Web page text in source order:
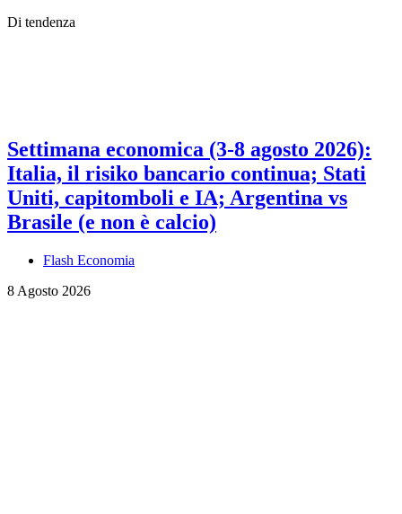
Di tendenza
Settimana economica (3-8 agosto 2026):
Italia, il risiko bancario continua; Stati
Uniti, capitomboli e IA; Argentina vs
Brasile (e non è calcio)
Flash Economia
8 Agosto 2026